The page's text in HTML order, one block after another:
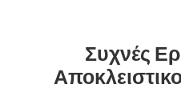
Συχνές